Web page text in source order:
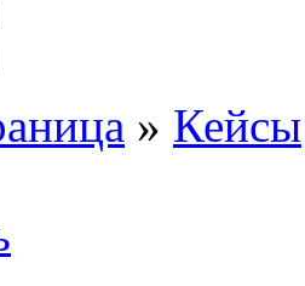
» Кейсы